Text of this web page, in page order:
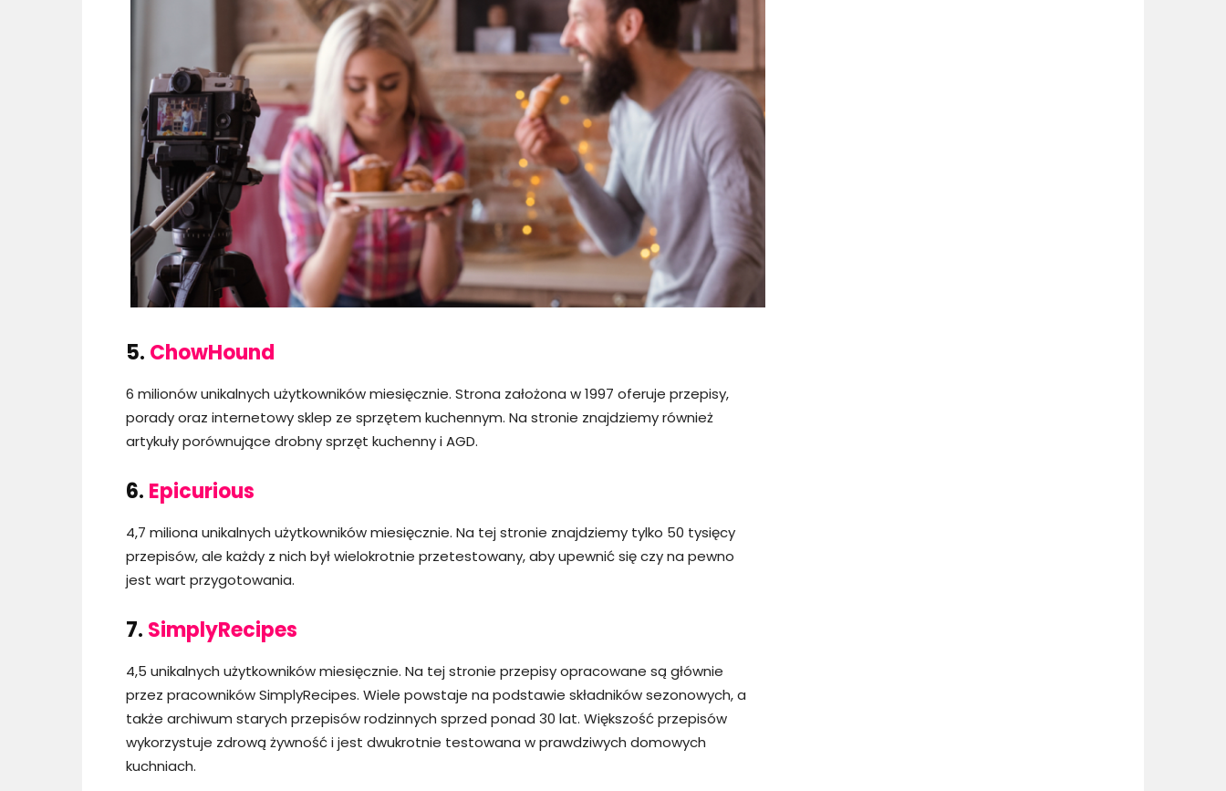
5. ChowHound
6 milionów unikalnych użytkowników miesięcznie. Strona założona w 1997 oferuje przepisy,
porady oraz internetowy sklep ze sprzętem kuchennym. Na stronie znajdziemy również
artykuły porównujące drobny sprzęt kuchenny i AGD.
6. Epicurious
4,7 miliona unikalnych użytkowników miesięcznie. Na tej stronie znajdziemy tylko 50 tysięcy
przepisów, ale każdy z nich był wielokrotnie przetestowany, aby upewnić się czy na pewno
jest wart przygotowania.
7. SimplyRecipes
4,5 unikalnych użytkowników miesięcznie. Na tej stronie przepisy opracowane są głównie
przez pracowników SimplyRecipes. Wiele powstaje na podstawie składników sezonowych, a
także archiwum starych przepisów rodzinnych sprzed ponad 30 lat. Większość przepisów
wykorzystuje zdrową żywność i jest dwukrotnie testowana w prawdziwych domowych
kuchniach.